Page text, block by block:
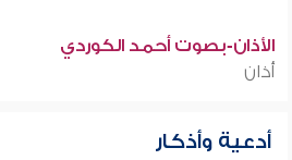
الأذان-بصوت أحمد الكوردي
أذان
أدعية وأذكار